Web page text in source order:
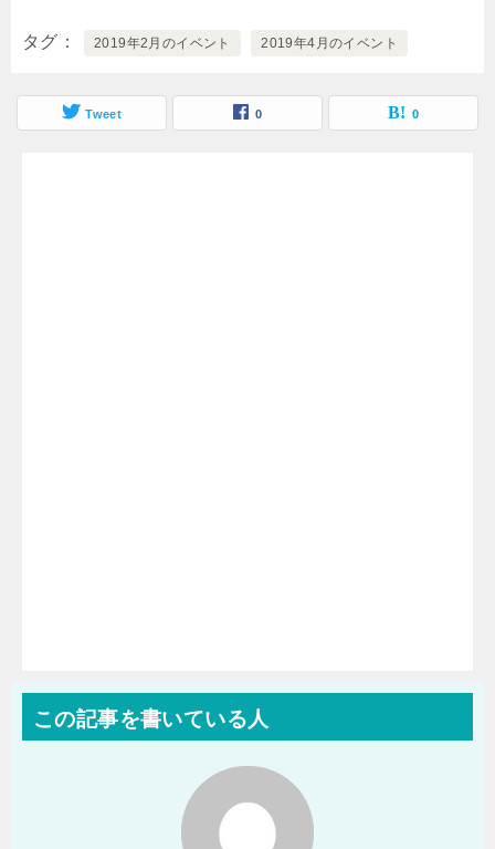
タグ 2019年2月のイベント 2019年4月のイベント
Tweet 0 0
この記事を書いている人